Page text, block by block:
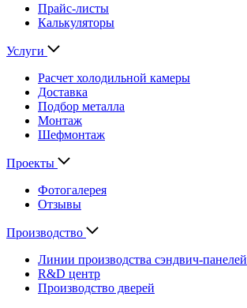
Прайс-листы
Калькуляторы
Услуги
Расчет холодильной камеры
Доставка
Подбор металла
Монтаж
Шефмонтаж
Проекты
Фотогалерея
Отзывы
Производство
Линии производства сэндвич-панелей
R&D центр
Производство дверей